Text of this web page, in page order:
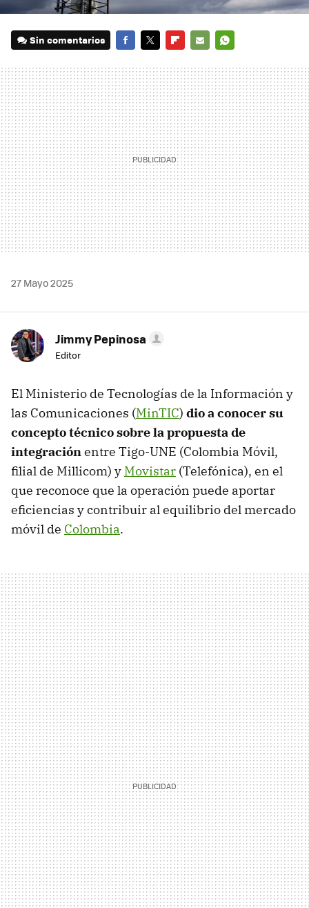
Sin comentarios
MAIL
27 Mayo 2025
Jimmy Pepinosa
Editor
El Ministerio de Tecnologías de la Información y
las Comunicaciones (MinTIC) dio a conocer su
concepto técnicosobre la propuesta de
integraciónentre Tigo-UNE (Colombia Móvil,
filial de Millicom) y Movistar (Telefónica), en el
que reconoce que la operación puede aportar
eficiencias y contribuir al equilibrio del mercado
móvil de Colombia.